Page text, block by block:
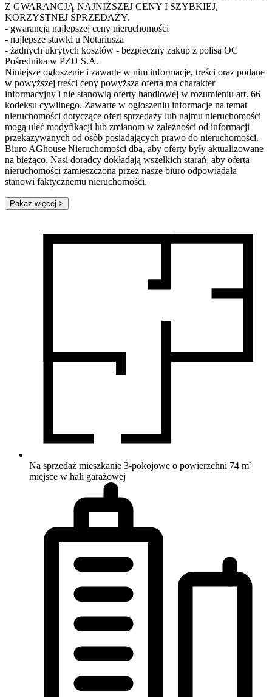
Z GWARANCJĄ NAJNIŻSZEJ CENY I SZYBKIEJ,
KORZYSTNEJ SPRZEDAŻY.
- gwarancja najlepszej ceny nieruchomości
- najlepsze stawki u Notariusza
- żadnych ukrytych kosztów - bezpieczny zakup z polisą OC
Pośrednika w PZU S.A.
Niniejsze ogłoszenie i zawarte w nim informacje, treści oraz podane
w powyższej treści ceny powyższa oferta ma charakter
informacyjny i nie stanowią oferty handlowej w rozumieniu art. 66
kodeksu cywilnego. Zawarte w ogłoszeniu informacje na temat
nieruchomości dotyczące ofert sprzedaży lub najmu nieruchomości
mogą uleć modyfikacji lub zmianom w zależności od informacji
przekazywanych od osób posiadających prawo do nieruchomości.
Biuro AGhouse Nieruchomości dba, aby oferty były aktualizowane
na bieżąco. Nasi doradcy dokładają wszelkich starań, aby oferta
nieruchomości zamieszczona przez nasze biuro odpowiadała
stanowi faktycznemu nieruchomości.
Pokaż więcej >
Na sprzedaż mieszkanie 3-pokojowe o powierzchni 74 m²
miejsce w hali garażowej